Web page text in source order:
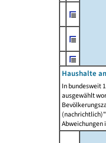
Haushalte
In bundesweit
ausgewählt
Abweichungen